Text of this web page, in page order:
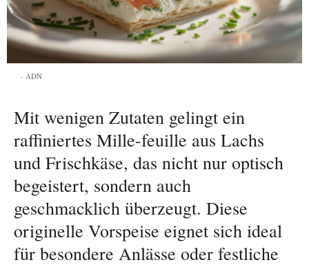
ADN
Mit wenigen Zutaten gelingt ein
raffiniertes Mille-feuille aus Lachs
und Frischkäse, das nicht nur optisch
begeistert, sondern auch
geschmacklich überzeugt. Diese
originelle Vorspeise eignet sich ideal
für besondere Anlässe oder festliche